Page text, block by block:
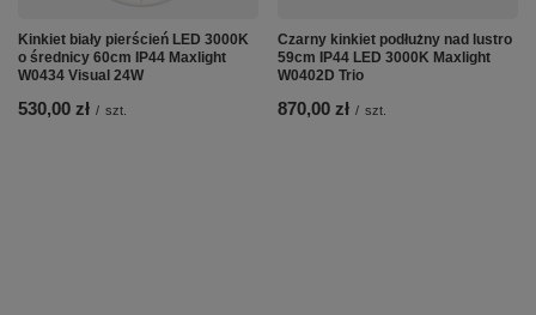
Kinkiet biały pierścień LED 3000K
o średnicy 60cm IP44 Maxlight
W0434 Visual 24W
530,00 zł / szt.
Czarny kinkiet podłużny nad lustro
59cm IP44 LED 3000K Maxlight
W0402D Trio
870,00 zł / szt.